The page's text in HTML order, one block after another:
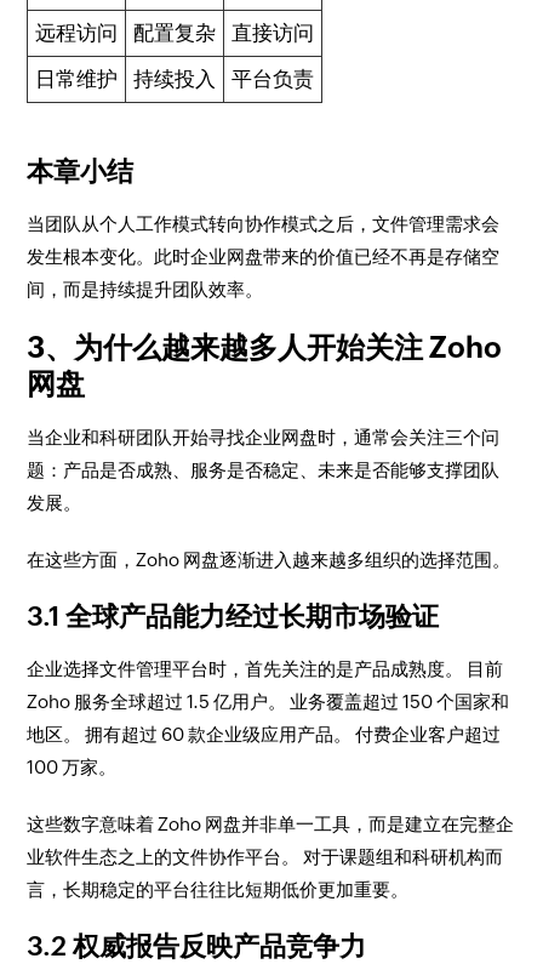
远程访问
配置复杂
直接访问
日常维护
持续投入 平台负责
本章小结
当团队从个人工作模式转向协作模式之后，文件管理需求会
发生根本变化。此时企业网盘带来的价值已经不再是存储空
间，而是持续提升团队效率。
3、为什么越来越多人开始关注 Zoho
网盘
当企业和科研团队开始寻找企业网盘时，通常会关注三个问
题：产品是否成熟、服务是否稳定、未来是否能够支撑团队
发展。
在这些方面，Zoho 网盘逐渐进入越来越多组织的选择范围。
3.1 全球产品能力经过长期市场验证
企业选择文件管理平台时，首先关注的是产品成熟度。 目前
Zoho 服务全球超过 1.5 亿用户。 业务覆盖超过 150 个国家和
地区。 拥有超过 60 款企业级应用产品。 付费企业客户超过
100 万家。
这些数字意味着 Zoho 网盘并非单一工具，而是建立在完整企
业软件生态之上的文件协作平台。 对于课题组和科研机构而
言，长期稳定的平台往往比短期低价更加重要。
3.2 权威报告反映产品竞争力